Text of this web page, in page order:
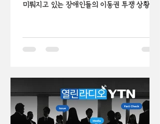
미뤄지고 있는 장애인들의 이동권 투쟁 상황 초
법...